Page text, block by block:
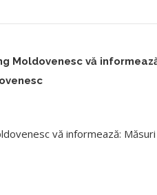
Moldovenesc vă
vă informează: